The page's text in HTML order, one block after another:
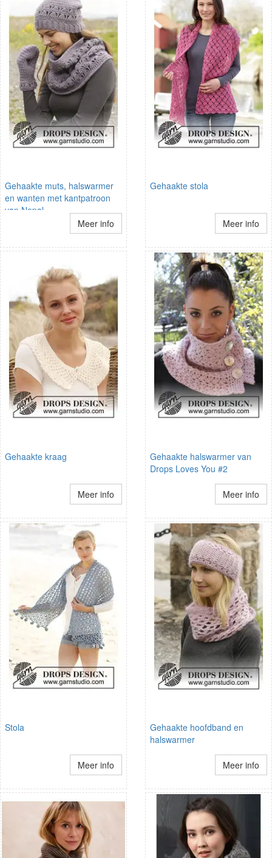
Gehaakte muts, halswarmer
en wanten met kantpatroon
van Nepal
Meer info
Gehaakte stola
Meer info
Gehaakte kraag
Meer info
Gehaakte halswarmer van
Drops Loves You #2
Meer info
Stola
Meer info
Gehaakte hoofdband en
halswarmer
Meer info